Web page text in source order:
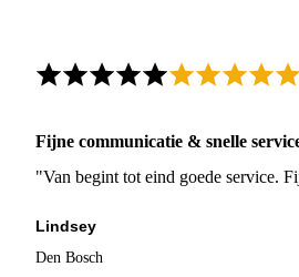
Fijne communicatie & snelle
"Van begint tot eind goede service.
Lindsey
Den Bosch